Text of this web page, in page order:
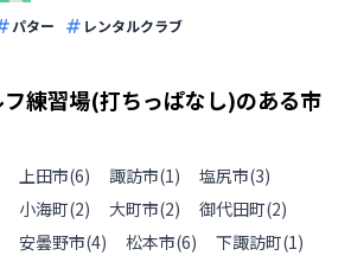
パター レンタルクラブ
練習場(打ちっぱなし)のある市
上田市(6) 諏訪市(1) 塩尻市(3)
小海町(2) 大町市(2) 御代田町(2)
安曇野市(4) 松本市(6) 下諏訪町(1)